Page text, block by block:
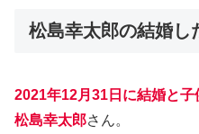
松島幸太郎の結婚し
2021年12月31日に結婚と
松島幸太郎さん。